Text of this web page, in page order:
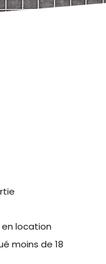
en location
moins de 18